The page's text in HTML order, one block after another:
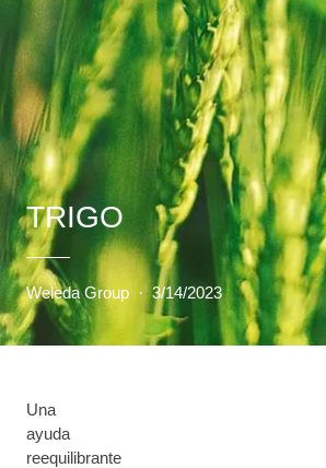
TRIGO
Weleda Group · 3/14/2023
Una
ayuda
reequilibrante